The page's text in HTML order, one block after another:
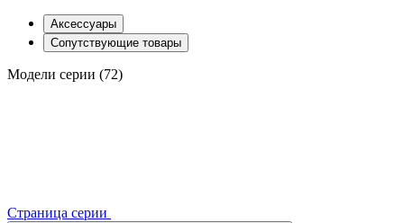
Аксессуары
Сопутствующие товары
Модели серии (72)
Страница серии